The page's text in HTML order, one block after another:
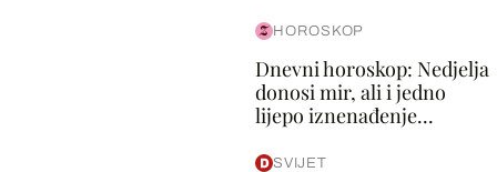
HOROSKOP
Dnevni horoskop: Nedjelja
donosi mir, ali i jedno
lijepo iznenađenje...
SVIJET